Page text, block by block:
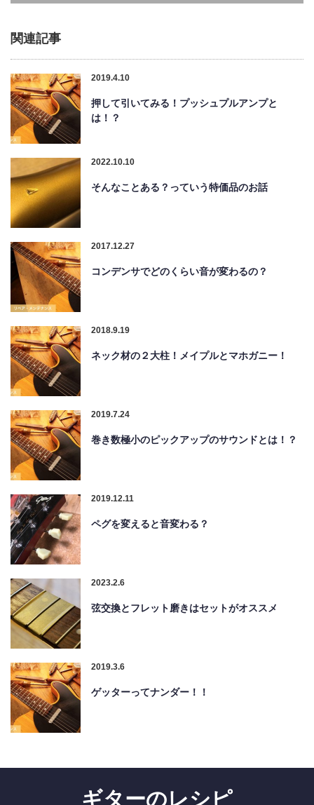
関連記事
2019.4.10
押して引いてみる！プッシュプルアンプと
は！？
2022.10.10
そんなことある？っていう特価品のお話
2017.12.27
コンデンサでどのくらい音が変わるの？
2018.9.19
ネック材の２大柱！メイプルとマホガニー！
2019.7.24
巻き数極小のピックアップのサウンドとは！？
2019.12.11
ペグを変えると音変わる？
2023.2.6
弦交換とフレット磨きはセットがオススメ
2019.3.6
ゲッターってナンダー！！
ギターのレシピ